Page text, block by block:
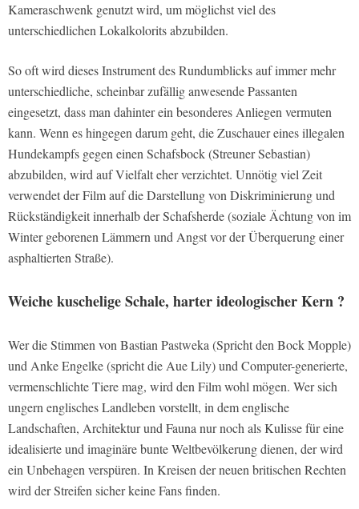
Kameraschwenk genutzt wird, um möglichst viel des
unterschiedlichen Lokalkolorits abzubilden.
So oft wird dieses Instrument des Rundumblicks auf immer mehr
unterschiedliche, scheinbar zufällig anwesende Passanten
eingesetzt, dass man dahinter ein besonderes Anliegen vermuten
kann. Wenn es hingegen darum geht, die Zuschauer eines illegalen
Hundekampfs gegen einen Schafsbock (Streuner Sebastian)
abzubilden, wird auf Vielfalt eher verzichtet. Unnötig viel Zeit
verwendet der Film auf die Darstellung von Diskriminierung und
Rückständigkeit innerhalb der Schafsherde (soziale Ächtung von im
Winter geborenen Lämmern und Angst vor der Überquerung einer
asphaltierten Straße).
Weiche kuschelige Schale, harter ideologischer Kern ?
Wer die Stimmen von Bastian Pastweka (Spricht den Bock Mopple)
und Anke Engelke (spricht die Aue Lily) und Computer-generierte,
vermenschlichte Tiere mag, wird den Film wohl mögen. Wer sich
ungern englisches Landleben vorstellt, in dem englische
Landschaften, Architektur und Fauna nur noch als Kulisse für eine
idealisierte und imaginäre bunte Weltbevölkerung dienen, der wird
ein Unbehagen verspüren. In Kreisen der neuen britischen Rechten
wird der Streifen sicher keine Fans finden.